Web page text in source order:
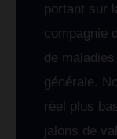
portant sur
compagnie
de
générale.
réel plus
jalons de